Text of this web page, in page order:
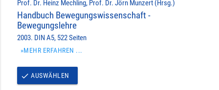
Prof. Dr. Heinz Mechling, Prof. Dr. Jörn Munzert (Hrsg.)
Handbuch Bewegungswissenschaft -
Bewegungslehre
2003. DIN A5, 522 Seiten
»MEHR ERFAHREN ...
done AUSWÄHLEN